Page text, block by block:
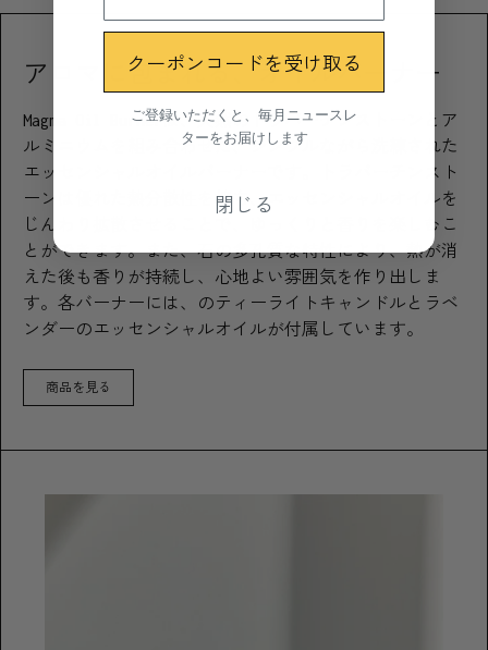
アロマに包まれる、オイルバーナー
Magma Oil Burnerは、天然のトラバーチンストーンとア
ルミニウムを組み合わせた、シンプルながら洗練された
エッセンシャルオイルバーナーです。トラバーチンスト
ーンは優れた熱分散性を持ち、エッセンシャルオイルを
じんわり拡散させることで、ゆっくりと香りを楽しむこ
とができます。また、石の多孔質な特性により、熱が消
えた後も香りが持続し、心地よい雰囲気を作り出しま
す。各バーナーには、のティーライトキャンドルとラベ
ンダーのエッセンシャルオイルが付属しています。
商品を見る
クーポンコードを受け取る
ご登録いただくと、毎月ニュースレ
ターをお届けします
閉じる